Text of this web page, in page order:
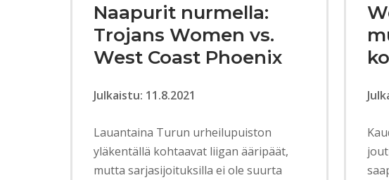
Naapurit nurmella:
Trojans Women vs.
West Coast Phoenix
Julkaistu: 11.8.2021
Lauantaina Turun urheilupuiston
yläkentällä kohtaavat liigan ääripäät,
mutta sarjasijoituksilla ei ole suurta